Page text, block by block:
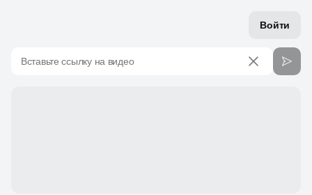
Войти
Вставьте ссылку на видео